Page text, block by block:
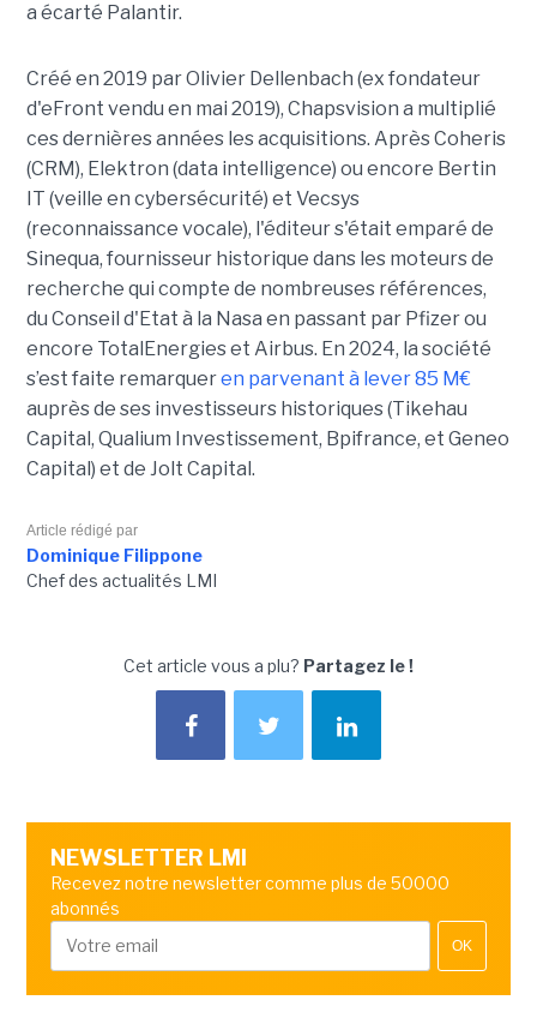
a écarté Palantir.
Créé en 2019 par Olivier Dellenbach (ex fondateur
d'eFront vendu en mai 2019), Chapsvision a multiplié
ces dernières années les acquisitions. Après Coheris
(CRM), Elektron (data intelligence) ou encore Bertin
IT (veille en cybersécurité) et Vecsys
(reconnaissance vocale), l'éditeur s'était emparé de
Sinequa, fournisseur historique dans les moteurs de
recherche qui compte de nombreuses références,
du Conseil d'Etat à la Nasa en passant par Pfizer ou
encore TotalEnergies et Airbus. En 2024, la société
s’est faite remarqueren parvenant à lever 85 M€
auprès de ses investisseurs historiques (Tikehau
Capital, Qualium Investissement, Bpifrance, et Geneo
Capital) et de Jolt Capital.
Article rédigé par
Dominique Filippone
Chef des actualités LMI
Cet article vous a plu? Partagez le !
NEWSLETTER LMI
Recevez notre newsletter comme plus de 50000
abonnés
OK